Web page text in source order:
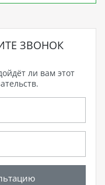
ЗВОНОК
ли вам этот